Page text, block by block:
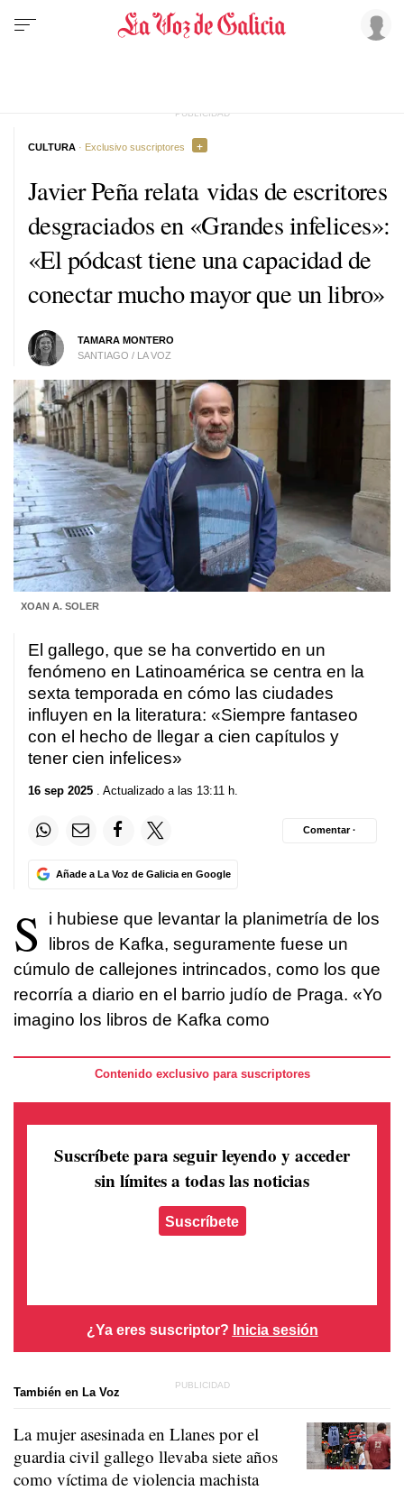
Javier Peña relata vidas de escritores
desgraciados en «Grandes infelices»:
«El pódcast tiene una capacidad de
conectar mucho mayor que un libro»
TAMARA MONTERO
SANTIAGO / LA VOZ
CULTURA · Exclusivo suscriptores
XOAN A. SOLER
El gallego, que se ha convertido en un
fenómeno en Latinoamérica se centra en la
sexta temporada en cómo las ciudades
influyen en la literatura: «Siempre fantaseo
con el hecho de llegar a cien capítulos y
tener cien infelices»
16 sep 2025 . Actualizado a las 13:11 h.
Añade a La Voz de Galicia en Google
Comentar ·
S
i hubiese que levantar la planimetría de los
libros de Kafka, seguramente fuese un
cúmulo de callejones intrincados, como los que
recorría a diario en el barrio judío de Praga. «Yo
imagino los libros de Kafka como
Contenido exclusivo para suscriptores
Suscríbete para seguir leyendo y acceder
sin límites a todas las noticias
Suscríbete
¿Ya eres suscriptor? Inicia sesión
También en La Voz
La mujer asesinada en Llanes por el
guardia civil gallego llevaba siete años
como víctima de violencia machista